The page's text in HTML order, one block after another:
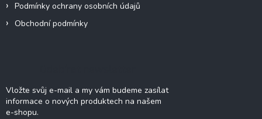
Podmínky ochrany osobních údajů
Obchodní podmínky
Vložte svůj e-mail a my vám budeme zasílat
informace o nových produktech na našem
e-shopu.